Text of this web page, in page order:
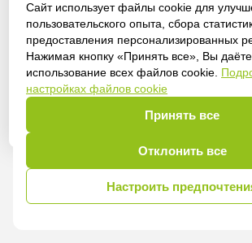
Сайт использует файлы cookie для
пользовательского опыта, сбора
предоставления персонализированных
Нажимая кнопку «Принять все», Вы
использование всех файлов cookie.
настройках файлов cookie
Принять все
Отклонить все
Настроить
Войти